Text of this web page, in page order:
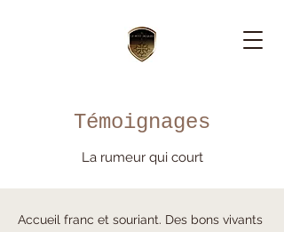
Témoignages
La rumeur qui court
Accueil franc et souriant. Des bons vivants